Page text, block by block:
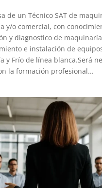
de un Técnico SAT de
y/o comercial, con
y diagnostico de
e instalación de
y Frío de línea blanca.Será
la formación profesional...